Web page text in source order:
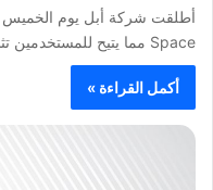
Space مما يتيح للمستخدمين تثبيت اللعبة مجاناً لمدة أسبوع وتوفير…
أكمل القراءة »